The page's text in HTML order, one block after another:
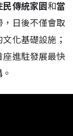
傳統家園 和當
，日後不僅會取
化基礎設施；
進駐發展最快